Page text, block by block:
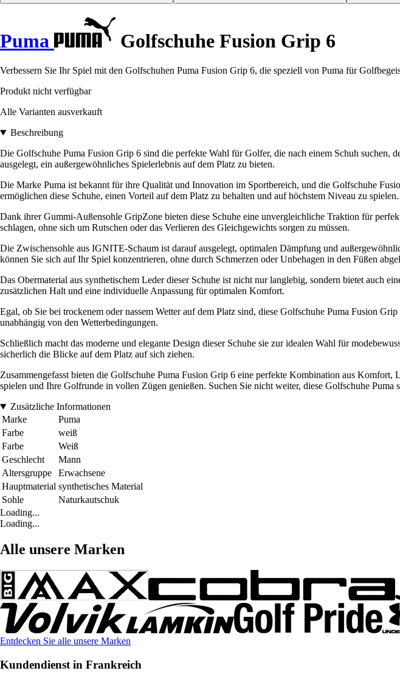
Puma Golfschuhe Fusion Grip 6
Verbessern Sie Ihr Spiel mit den Golfschuhen Puma Fusion Grip 6, die speziell von Puma für
Produkt nicht verfügbar
Alle Varianten ausverkauft
Beschreibung
Die Golfschuhe Puma Fusion Grip 6 sind die perfekte Wahl für Golfer, die nach einem Schuh
ausgelegt, ein außergewöhnliches Spielerlebnis auf dem Platz zu bieten.
Die Marke Puma ist bekannt für ihre Qualität und Innovation im Sportbereich, und die Golfschuhe
ermöglichen diese Schuhe, einen Vorteil auf dem Platz zu behalten und auf höchstem Niveau zu spielen.
Dank ihrer Gummi-Außensohle GripZone bieten diese Schuhe eine unvergleichliche Traktion für
schlagen, ohne sich um Rutschen oder das Verlieren des Gleichgewichts sorgen zu müssen.
Die Zwischensohle aus IGNITE-Schaum ist darauf ausgelegt, optimalen Dämpfung und
können Sie sich auf Ihr Spiel konzentrieren, ohne durch Schmerzen oder Unbehagen in den Füßen
Das Obermaterial aus synthetischem Leder dieser Schuhe ist nicht nur langlebig, sondern bietet auch
zusätzlichen Halt und eine individuelle Anpassung für optimalen Komfort.
Egal, ob Sie bei trockenem oder nassem Wetter auf dem Platz sind, diese Golfschuhe Puma Fusion
unabhängig von den Wetterbedingungen.
Schließlich macht das moderne und elegante Design dieser Schuhe sie zur idealen Wahl für
sicherlich die Blicke auf dem Platz auf sich ziehen.
Zusammengefasst bieten die Golfschuhe Puma Fusion Grip 6 eine perfekte Kombination aus
spielen und Ihre Golfrunde in vollen Zügen genießen. Suchen Sie nicht weiter, diese Golfschuhe Puma
Zusätzliche Informationen
Marke
Puma
Farbe
weiß
Farbe
Weiß
Geschlecht
Mann
Altersgruppe
Erwachsene
Hauptmaterial synthetisches Material
Sohle
Naturkautschuk
Loading...
Loading...
Alle unsere Marken
Entdecken Sie alle unsere Marken
Kundendienst in Frankreich